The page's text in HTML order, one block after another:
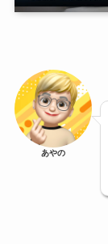
あやの